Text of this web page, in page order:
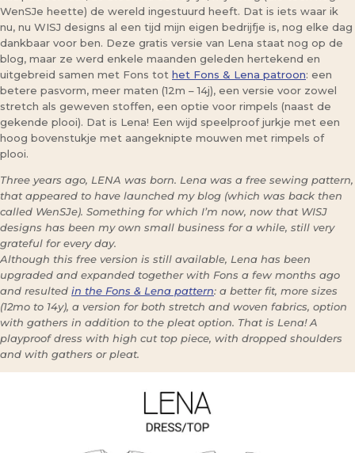
WenSJe heette) de wereld ingestuurd heeft. Dat is iets waar ik
nu, nu WISJ designs al een tijd mijn eigen bedrijfje is, nog elke dag
dankbaar voor ben. Deze gratis versie van Lena staat nog op de
blog, maar ze werd enkele maanden geleden hertekend en
uitgebreid samen met Fons tot het Fons & Lena patroon: een
betere pasvorm, meer maten (12m – 14j), een versie voor zowel
stretch als geweven stoffen, een optie voor rimpels (naast de
gekende plooi). Dat is Lena! Een wijd speelproof jurkje met een
hoog bovenstukje met aangeknipte mouwen met rimpels of
plooi.
Three years ago, LENA was born. Lena was a free sewing pattern,
that appeared to have launched my blog (which was back then
called WenSJe). Something for which I’m now, now that WISJ
designs has been my own small business for a while, still very
grateful for every day.
Although this free version is still available, Lena has been
upgraded and expanded together with Fons a few months ago
and resulted in the Fons & Lena pattern: a better fit, more sizes
(12mo to 14y), a version for both stretch and woven fabrics, option
with gathers in addition to the pleat option. That is Lena! A
playproof dress with high cut top piece, with dropped shoulders
and with gathers or pleat.